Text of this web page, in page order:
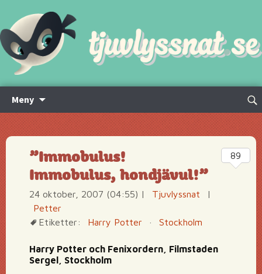
Meny
innehåll
Sök
”Immobulus!
Immobulus, hondjävul!”
24 oktober, 2007 (04:55) | Tjuvlyssnat
|
Petter
Etiketter:
Harry Potter · Stockholm
Harry Potter och Fenixordern, Filmstaden
Sergel, Stockholm
89